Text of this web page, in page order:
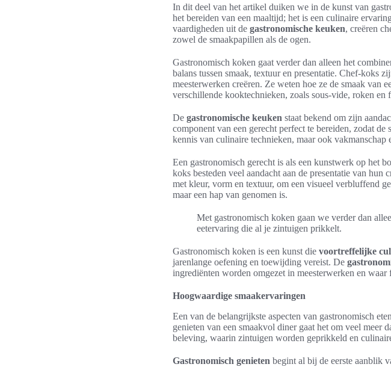
In dit deel van het artikel duiken we in de kunst van
het bereiden van een maaltijd; het is een culinaire
vaardigheden uit de gastronomische keuken, creëren
zowel de smaakpapillen als de ogen.
Gastronomisch koken gaat verder dan alleen het
balans tussen smaak, textuur en presentatie. Chef-koks
meesterwerken creëren. Ze weten hoe ze de smaak van
verschillende kooktechnieken, zoals sous-vide, roken en
De gastronomische keuken staat bekend om zijn
component van een gerecht perfect te bereiden, zodat
kennis van culinaire technieken, maar ook vakmanschap
Een gastronomisch gerecht is als een kunstwerk op het
koks besteden veel aandacht aan de presentatie van
met kleur, vorm en textuur, om een visueel verbluffend
maar een hap van genomen is.
Met gastronomisch koken gaan we verder dan
eetervaring die al je zintuigen prikkelt.
Gastronomisch koken is een kunst die voortreffelijke
jarenlange oefening en toewijding vereist. De
ingrediënten worden omgezet in meesterwerken en
Hoogwaardige smaakervaringen
Een van de belangrijkste aspecten van gastronomisch
genieten van een smaakvol diner gaat het om veel meer
beleving, waarin zintuigen worden geprikkeld en
Gastronomisch genieten begint al bij de eerste aanblik